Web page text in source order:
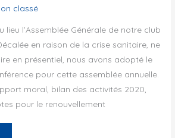
classé
lieu l’Assemblée Générale de notre club
en raison de la crise sanitaire, ne
en présentiel, nous avons adopté le
pour cette assemblée annuelle.
moral, bilan des activités 2020,
pour le renouvellement